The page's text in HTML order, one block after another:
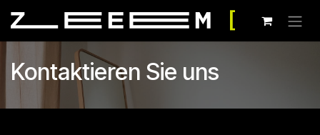
Kontaktieren Sie uns